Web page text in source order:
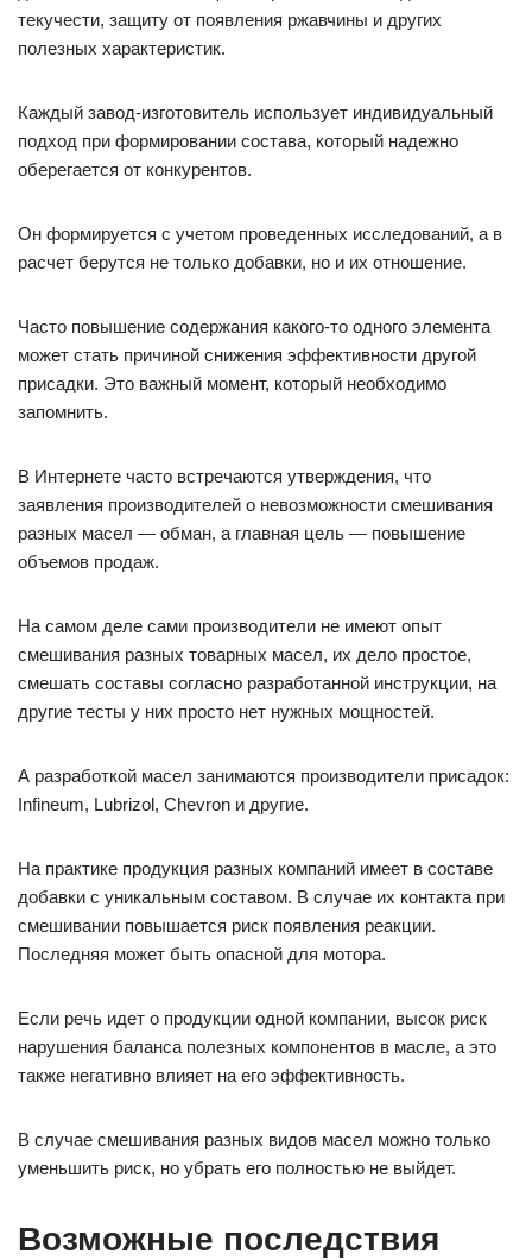
текучести, защиту от появления ржавчины и других
полезных характеристик.
Каждый завод-изготовитель использует индивидуальный
подход при формировании состава, который надежно
оберегается от конкурентов.
Он формируется с учетом проведенных исследований, а в
расчет берутся не только добавки, но и их отношение.
Часто повышение содержания какого-то одного элемента
может стать причиной снижения эффективности другой
присадки. Это важный момент, который необходимо
запомнить.
В Интернете часто встречаются утверждения, что
заявления производителей о невозможности смешивания
разных масел — обман, а главная цель — повышение
объемов продаж.
На самом деле сами производители не имеют опыт
смешивания разных товарных масел, их дело простое,
смешать составы согласно разработанной инструкции, на
другие тесты у них просто нет нужных мощностей.
А разработкой масел занимаются производители присадок:
Infineum, Lubrizol, Chevron и другие.
На практике продукция разных компаний имеет в составе
добавки с уникальным составом. В случае их контакта при
смешивании повышается риск появления реакции.
Последняя может быть опасной для мотора.
Если речь идет о продукции одной компании, высок риск
нарушения баланса полезных компонентов в масле, а это
также негативно влияет на его эффективность.
В случае смешивания разных видов масел можно только
уменьшить риск, но убрать его полностью не выйдет.
Возможные последствия